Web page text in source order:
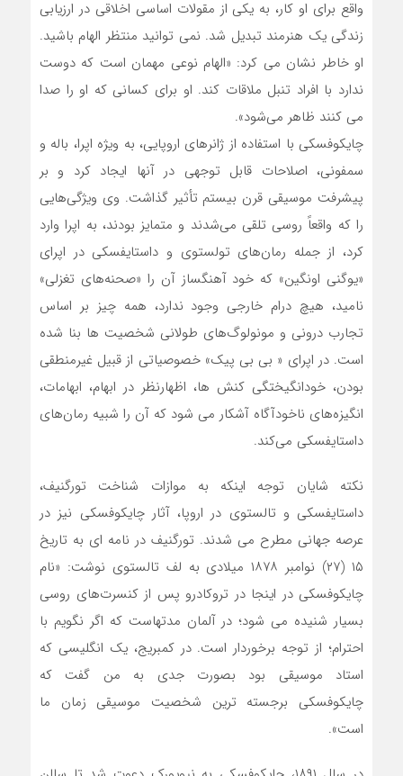
واقع برای او کار، به یکی از مقولات اساسی اخلاقی در ارزیابی
زندگی یک هنرمند تبدیل شد. نمی توانید منتظر الهام باشید.
او خاطر نشان می کرد: «الهام نوعی مهمان است که دوست
ندارد با افراد تنبل ملاقات کند. او برای کسانی که او را صدا
می کنند ظاهر می‌شود».
چایکوفسکی با استفاده از ژانرهای اروپایی، به ویژه اپرا، باله و
سمفونی، اصلاحات قابل توجهی در آنها ایجاد کرد و بر
پیشرفت موسیقی قرن بیستم تأثیر گذاشت. وی ویژگی‌هایی
را که واقعاً روسی تلقی می‌شدند و متمایز بودند، به اپرا وارد
کرد، از جمله رمان‌های تولستوی و داستایفسکی در اپرای
«یوگنی اونگین» که خود آهنگساز آن را «صحنه‌های تغزلی»
نامید، هیچ درام خارجی وجود ندارد، همه چیز بر اساس
تجارب درونی و مونولوگ‌های طولانی شخصیت ها بنا شده
است. در اپرای « بی بی پیک» خصوصیاتی از قبیل غیرمنطقی
بودن، خودانگیختگی کنش ها، اظهارنظر در ابهام، ابهامات،
انگیزه‌های ناخودآگاه آشکار می شود که آن را شبیه رمان‌های
داستایفسکی می‌کند.
نکته شایان توجه اینکه به موازات شناخت تورگنیف،
داستایفسکی و تالستوی در اروپا، آثار چایکوفسکی نیز در
عرصه جهانی مطرح می شدند. تورگنیف در نامه ای به تاریخ
۱۵ (۲۷) نوامبر ۱۸۷۸ میلادی به لف تالستوی نوشت: «نام
چایکوفسکی در اینجا در تروکادرو پس از کنسرت‌های روسی
بسیار شنیده می شود؛ در آلمان مدتهاست که اگر نگویم با
احترام؛ از توجه برخوردار است. در کمبریج، یک انگلیسی که
استاد موسیقی بود بصورت جدی به من گفت که
چایکوفسکی برجسته ترین شخصیت موسیقی زمان ما
است».